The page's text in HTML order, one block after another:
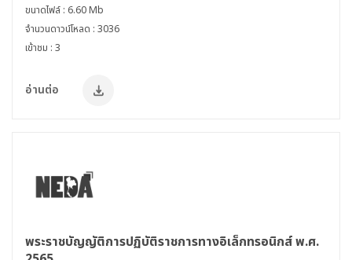
ขนาดไฟล์ : 6.60 Mb
จำนวนดาวน์โหลด : 3036
เข้าชม : 3
อ่านต่อ
พระราชบัญญัติการปฏิบัติราชการทางอิเล็กทรอนิกส์ พ.ศ.